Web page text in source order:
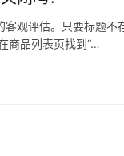
观评估。只要标题不
商品列表页找到“…